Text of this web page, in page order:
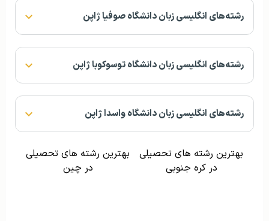
رشته‌های انگلیسی زبان دانشگاه صوفیا ژاپن
رشته‌های انگلیسی زبان دانشگاه توسوکوبا ژاپن
رشته‌های انگلیسی زبان دانشگاه واسدا ژاپن
بهترین رشته های تحصیلی
در کره جنوبی
بهترین رشته های تحصیلی
در چین